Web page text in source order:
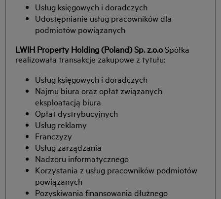
Usług księgowych i doradczych
Udostępnianie usług pracowników dla
podmiotów powiązanych
LWIH Property Holding (Poland) Sp. z.o.oSpółka
realizowała transakcje zakupowe z tytułu:
Usług księgowych i doradczych
Najmu biura oraz opłat związanych
eksploatacją biura
Opłat dystrybucyjnych
Usług reklamy
Franczyzy
Usług zarządzania
Nadzoru informatycznego
Korzystania z usług pracowników podmiotów
powiązanych
Pozyskiwania finansowania dłużnego